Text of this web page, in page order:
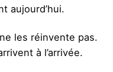
aujourd’hui.
les réinvente pas.
à l’arrivée.